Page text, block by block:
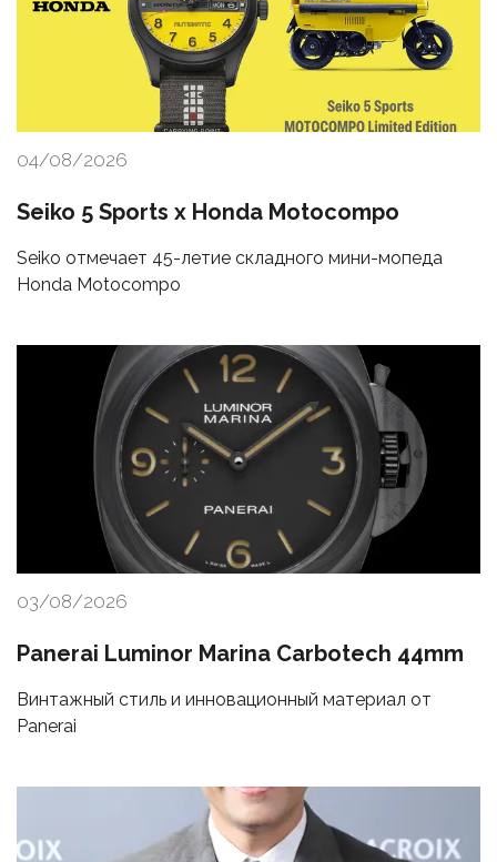
04/08/2026
Seiko 5 Sports x Honda Motocompo
Seiko отмечает 45-летие складного мини-мопеда
Honda Motocompo
03/08/2026
Panerai Luminor Marina Carbotech 44mm
Винтажный стиль и инновационный материал от
Panerai